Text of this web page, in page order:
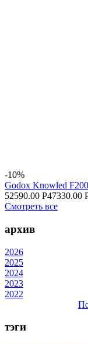
-10%
Godox Knowled
52590.00 Р47330.00
Смотреть все
архив
2026
2025
2024
2023
2022
тэги